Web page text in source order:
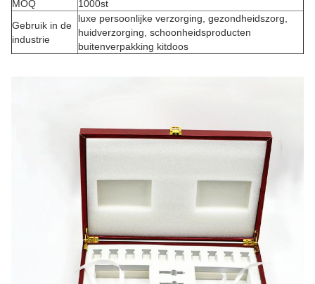
MOQ
1000st
Gebruik in de
industrie
luxe persoonlijke verzorging, gezondheidszorg,
huidverzorging, schoonheidsproducten
buitenverpakking kitdoos